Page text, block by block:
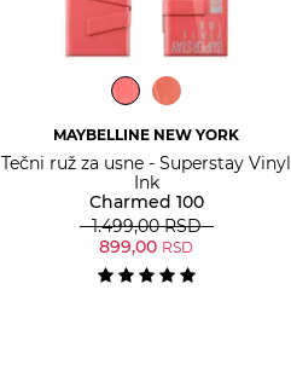
MAYBELLINE NEW YORK
Tečni ruž za usne - Superstay Vinyl
Ink
Charmed 100
1.499,00RSD
899,00 RSD